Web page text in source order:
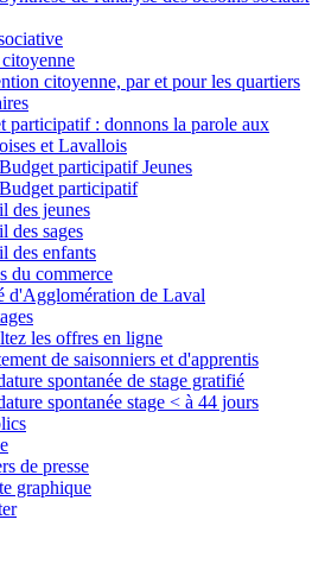
citoyenne, par et pour les quartiers
participatif : donnons la parole aux
et Lavallois
Budget participatif Jeunes
Budget participatif
des jeunes
des sages
des enfants
du commerce
d'Agglomération de Laval
les offres en ligne
de saisonniers et d'apprentis
spontanée de stage gratifié
spontanée stage < à 44 jours
de presse
graphique